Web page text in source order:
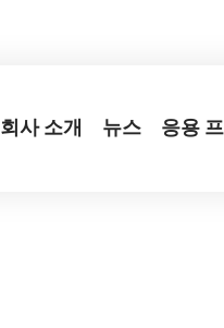
회사 소개 뉴스 응용